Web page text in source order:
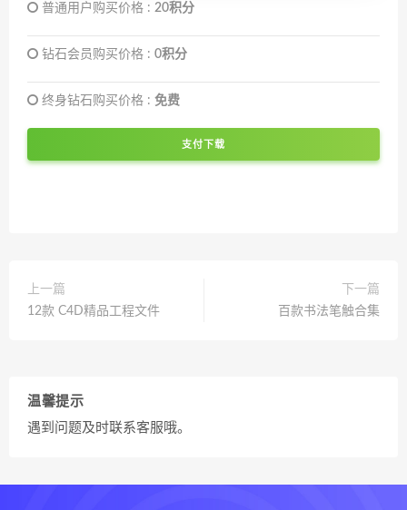
普通用户购买价格 : 20积分
钻石会员购买价格 : 0积分
终身钻石购买价格 : 免费
支付下载
上一篇
12款 C4D精品工程文件
下一篇
百款书法笔触合集
温馨提示
遇到问题及时联系客服哦。